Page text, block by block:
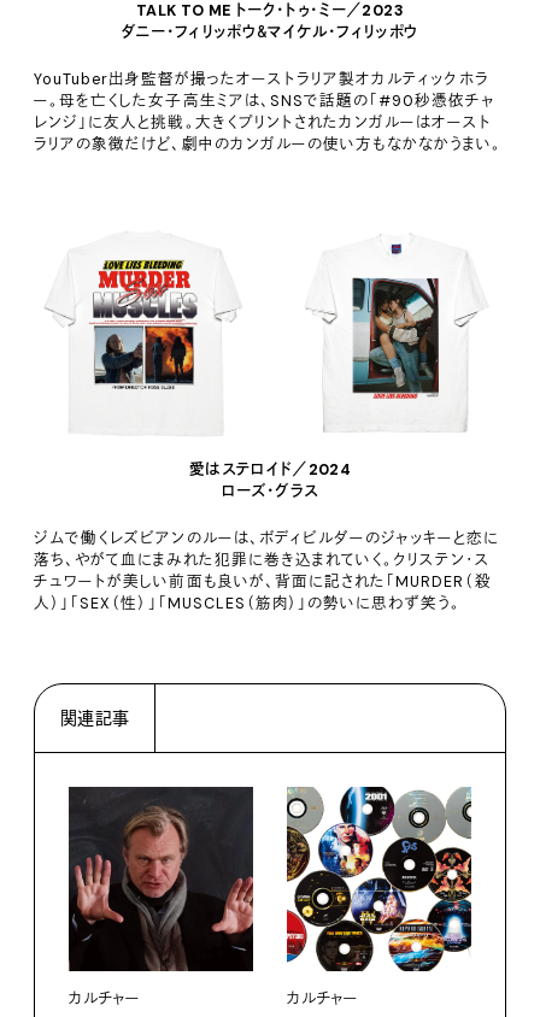
TALK TO ME トーク・トゥ・ミー／2023
ダニー・フィリッポウ＆マイケル・フィリッポウ
YouTuber出身監督が撮ったオーストラリア製オカルティックホラ
ー。母を亡くした女子高生ミアは、SNSで話題の「#90秒憑依チャ
レンジ」に友人と挑戦。大きくプリントされたカンガルーはオースト
ラリアの象徴だけど、劇中のカンガルーの使い方もなかなかうまい。
愛はステロイド／2024
ローズ・グラス
ジムで働くレズビアンのルーは、ボディビルダーのジャッキーと恋に
落ち、やがて血にまみれた犯罪に巻き込まれていく。クリステン・ス
チュワートが美しい前面も良いが、背面に記された「MURDER（殺
人）」「SEX（性）」「MUSCLES（筋肉）」の勢いに思わず笑う。
関連記事
カルチャー カルチャー